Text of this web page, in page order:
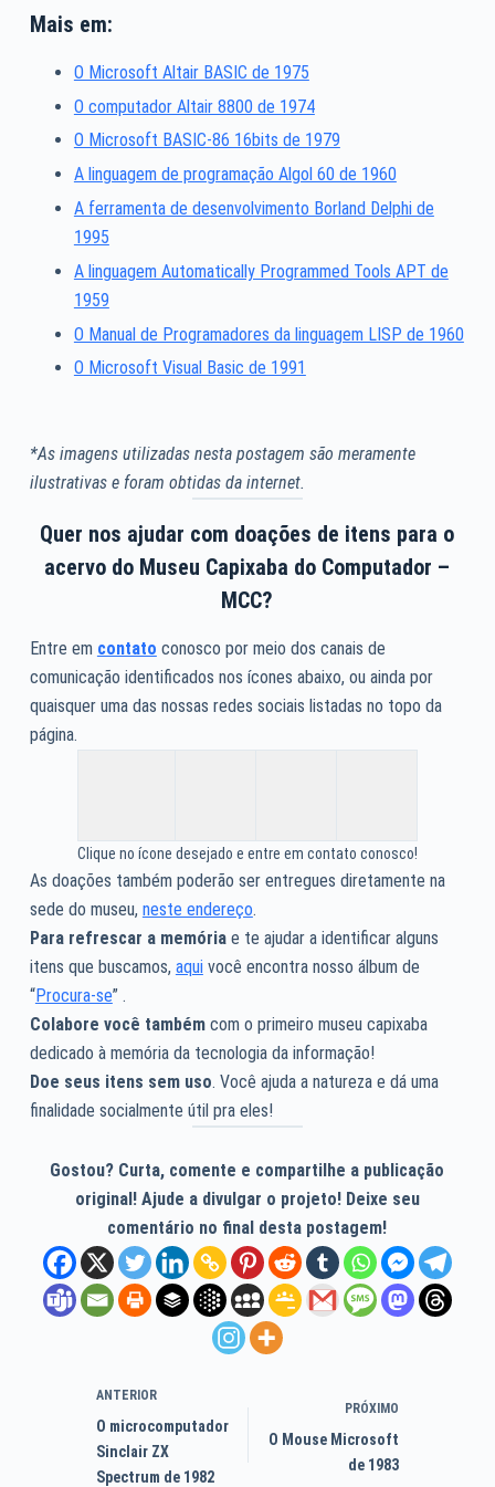
Mais em:
O Microsoft Altair BASIC de 1975
O computador Altair 8800 de 1974
O Microsoft BASIC-86 16bits de 1979
A linguagem de programação Algol 60 de 1960
A ferramenta de desenvolvimento Borland Delphi de
1995
A linguagem Automatically Programmed Tools APT de
1959
O Manual de Programadores da linguagem LISP de 1960
O Microsoft Visual Basic de 1991
*As imagens utilizadas nesta postagem são meramente
ilustrativas e foram obtidas da internet.
Quer nos ajudar com doações de itens para o
acervo do Museu Capixaba do Computador –
MCC?
Entre em contato conosco por meio dos canais de
comunicação identificados nos ícones abaixo, ou ainda por
quaisquer uma das nossas redes sociais listadas no topo da
página.
Clique no ícone desejado e entre em contato conosco!
As doações também poderão ser entregues diretamente na
sede do museu, neste endereço.
Para refrescar a memóriae te ajudar a identificar alguns
itens que buscamos, aquivocê encontra nosso álbum de
“Procura-se” .
Colabore você tambémcom o primeiro museu capixaba
dedicado à memória da tecnologia da informação!
Doe seus itens sem uso. Você ajuda a natureza e dá uma
finalidade socialmente útil pra eles!
Gostou? Curta, comente e compartilhe a publicação
original! Ajude a divulgar o projeto! Deixe seu
comentário no final desta postagem!
ANTERIOR
O microcomputador
Sinclair ZX
Spectrum de 1982
PRÓXIMO
O Mouse Microsoft
de 1983